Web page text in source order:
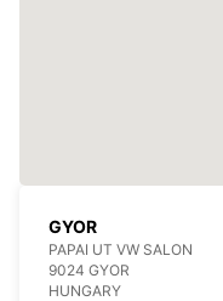
GYOR
PAPAI UT VW SALON
9024 GYOR
HUNGARY